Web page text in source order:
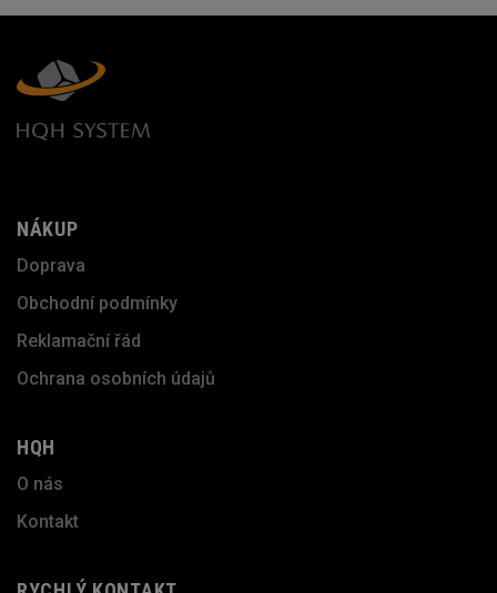
NÁKUP
Doprava
Obchodní podmínky
Reklamační řád
Ochrana osobních údajů
HQH
O nás
Kontakt